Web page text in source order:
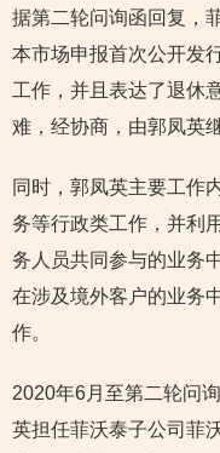
据第二轮问询函回复，
本市场申报首次公开发
工作，并且表达了退休
难，经协商，由郭凤英
同时，郭凤英主要工作
务等行政类工作，并利
务人员共同参与的业务
在涉及境外客户的业务
作。
2020年6月至第二轮问
英担任菲沃泰子公司菲